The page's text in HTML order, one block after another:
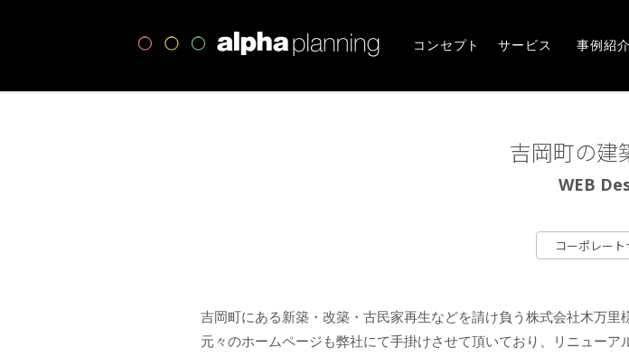
高崎市・前橋市の広告デザインならア
コンセプト
サービス
事例紹介
吉岡町の建
WEB
コーポレート
吉岡町にある新築・改築・古民家再生などを請け負う株式会社木万里
元々のホームページも弊社にて手掛けさせて頂いており、リニューア